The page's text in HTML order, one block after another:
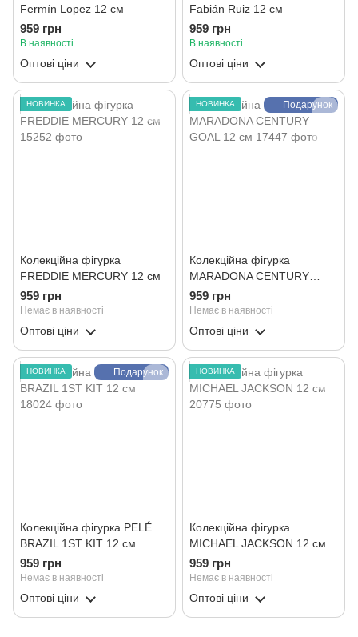
Fermín Lopez 12 см
959 грн
В наявності
Оптові ціни
Fabián Ruiz 12 см
959 грн
В наявності
Оптові ціни
НОВИНКА
Колекційна фігурка
FREDDIE MERCURY 12 см
959 грн
Немає в наявності
Оптові ціни
Подарунок
НОВИНКА
Колекційна фігурка
MARADONA CENTURY
GOAL 12 см
959 грн
Немає в наявності
Оптові ціни
Подарунок
НОВИНКА
Колекційна фігурка PELÉ
BRAZIL 1ST KIT 12 см
959 грн
Немає в наявності
Оптові ціни
НОВИНКА
Колекційна фігурка
MICHAEL JACKSON 12 см
959 грн
Немає в наявності
Оптові ціни